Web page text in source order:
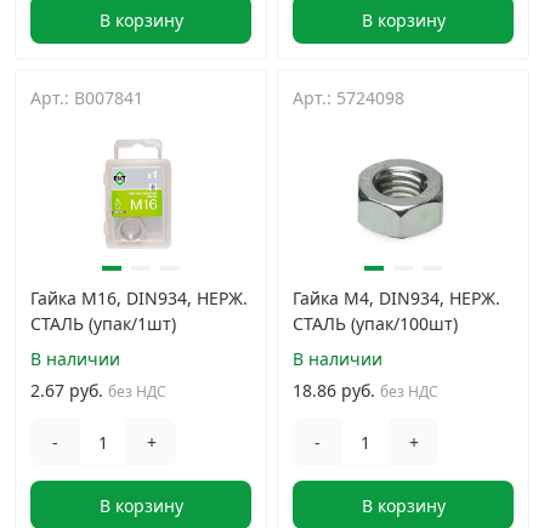
В корзину В корзину
Арт.: B007841
Гайка М16, DIN934, НЕРЖ.
СТАЛЬ (упак/1шт)
В наличии
2.67 руб. без НДС
- +
В корзину
Арт.: 5724098
Гайка М4, DIN934, НЕРЖ.
СТАЛЬ (упак/100шт)
В наличии
18.86 руб. без НДС
- +
В корзину